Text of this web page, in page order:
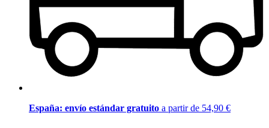
España: envío estándar gratuito a partir de 54,90 €